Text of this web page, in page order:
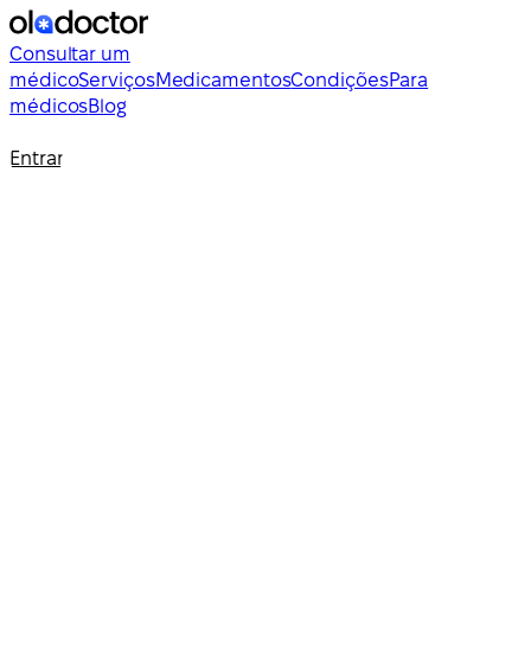
Consultar um
médicoServiçosMedicamentosCondiçõesPara
médicosBlog
Entrar